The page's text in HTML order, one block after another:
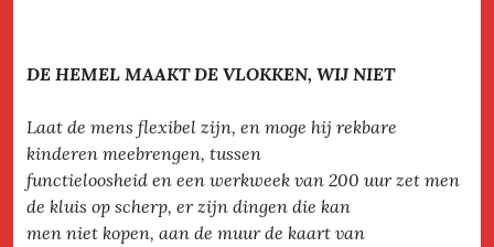
DE HEMEL MAAKT DE VLOKKEN, WIJ NIET
Laat de mens flexibel zijn, en moge hij rekbare
kinderen meebrengen, tussen
functieloosheid en een werkweek van 200 uur zet men
de kluis op scherp, er zijn dingen die kan
men niet kopen, aan de muur de kaart van